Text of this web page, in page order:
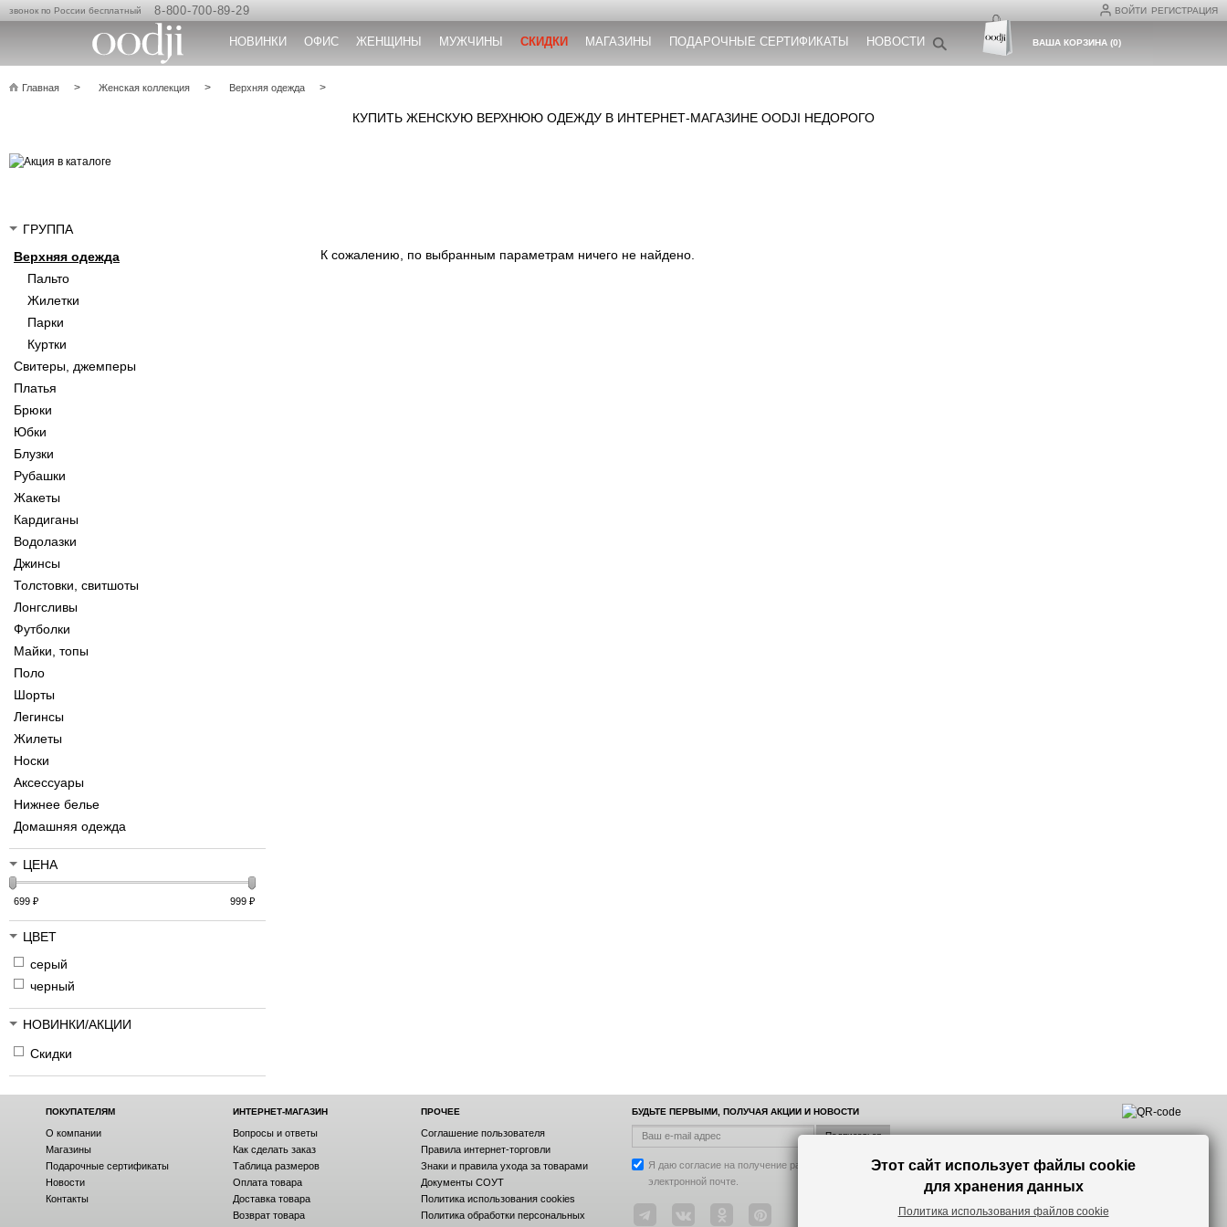
ВОЙТИ РЕГИСТРАЦИЯ
звонок по России бесплатный 8-800-700-89-29
НОВИНКИ ОФИС ЖЕНЩИНЫ МУЖЧИНЫ СКИДКИ МАГАЗИНЫ ПОДАРОЧНЫЕ СЕРТИФИКАТЫ НОВОСТИ ВАША КОРЗИНА(0)
Главная Женская коллекция Верхняя одежда
КУПИТЬ ЖЕНСКУЮ ВЕРХНЮЮ ОДЕЖДУ В ИНТЕРНЕТ-МАГАЗИНЕ OODJI НЕДОРОГО
ГРУППА
Верхняя одежда
Пальто
Жилетки
Парки
Куртки
Свитеры, джемперы
Платья
Брюки
Юбки
Блузки
Рубашки
Жакеты
Кардиганы
Водолазки
Джинсы
Толстовки, свитшоты
Лонгсливы
Футболки
Майки, топы
Поло
Шорты
Легинсы
Жилеты
Носки
Аксессуары
Нижнее белье
Домашняя одежда
ЦЕНА
699 ₽ 999₽
ЦВЕТ
серый
черный
НОВИНКИ/АКЦИИ
Скидки
К сожалению, по выбранным параметрам ничего не найдено.
ПОКУПАТЕЛЯМ
О компании
Магазины
Подарочные сертификаты
Новости
Контакты
ИНТЕРНЕТ-МАГАЗИН
Вопросы и ответы
Как сделать заказ
Таблица размеров
Оплата товара
Доставка товара
Возврат товара
ПРОЧЕЕ
Соглашение пользователя
Правила интернет-торговли
Знаки и правила ухода за товарами
Документы СОУТ
Политика использования cookies
Политика обработки персональных
БУДЬТЕ ПЕРВЫМИ, ПОЛУЧАЯ АКЦИИ И НОВОСТИ
Я даю согласие на получение рассылок по
электронной почте.
Этот сайт использует файлы cookie
для хранения данных
Политика использования файлов cookie